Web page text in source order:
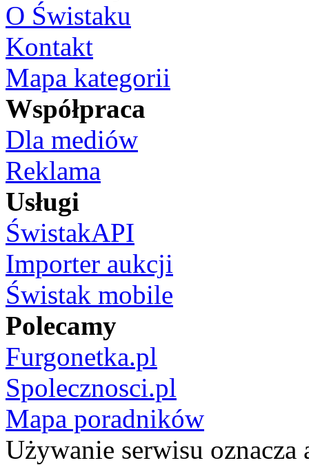
O Świstaku
Kontakt
Mapa kategorii
Współpraca
Dla mediów
Reklama
Usługi
ŚwistakAPI
Importer aukcji
Świstak mobile
Polecamy
Furgonetka.pl
Spolecznosci.pl
Mapa poradników
Używanie serwisu oznacza